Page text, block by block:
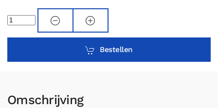
Bestellen
Omschrijving